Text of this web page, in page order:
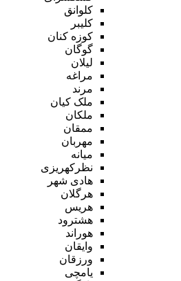
کلوانق
کلیبر
کوزه کنان
گوگان
لیلان
مراغه
مرند
ملک کیان
ملکان
ممقان
مهربان
میانه
نظرکهریزی
هادی شهر
هرگلان
هریس
هشترود
هوراند
وایقان
ورزقان
یامچی